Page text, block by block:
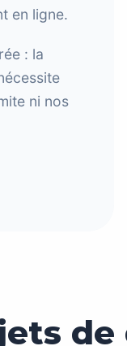
en ligne.
: la
ni nos
de